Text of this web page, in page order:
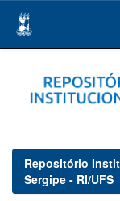
navigation
Repositório
Sergipe - RI/UFS